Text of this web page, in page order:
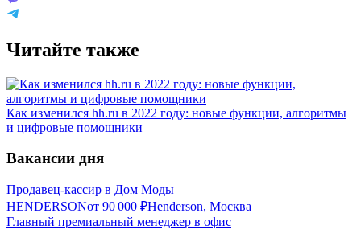
Читайте также
Как изменился hh.ru в 2022 году: новые функции, алгоритмы
и цифровые помощники
Вакансии дня
Продавец-кассир в Дом Моды
HENDERSONот 90 000 ₽Henderson, Москва
Главный премиальный менеджер в офис